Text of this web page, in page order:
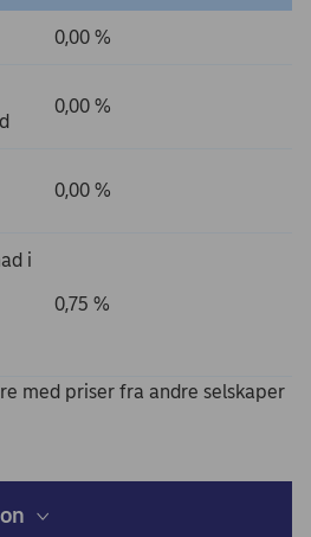
0,00 %
0,00 %
0,00 %
i
0,75 %
med priser fra andre selskaper